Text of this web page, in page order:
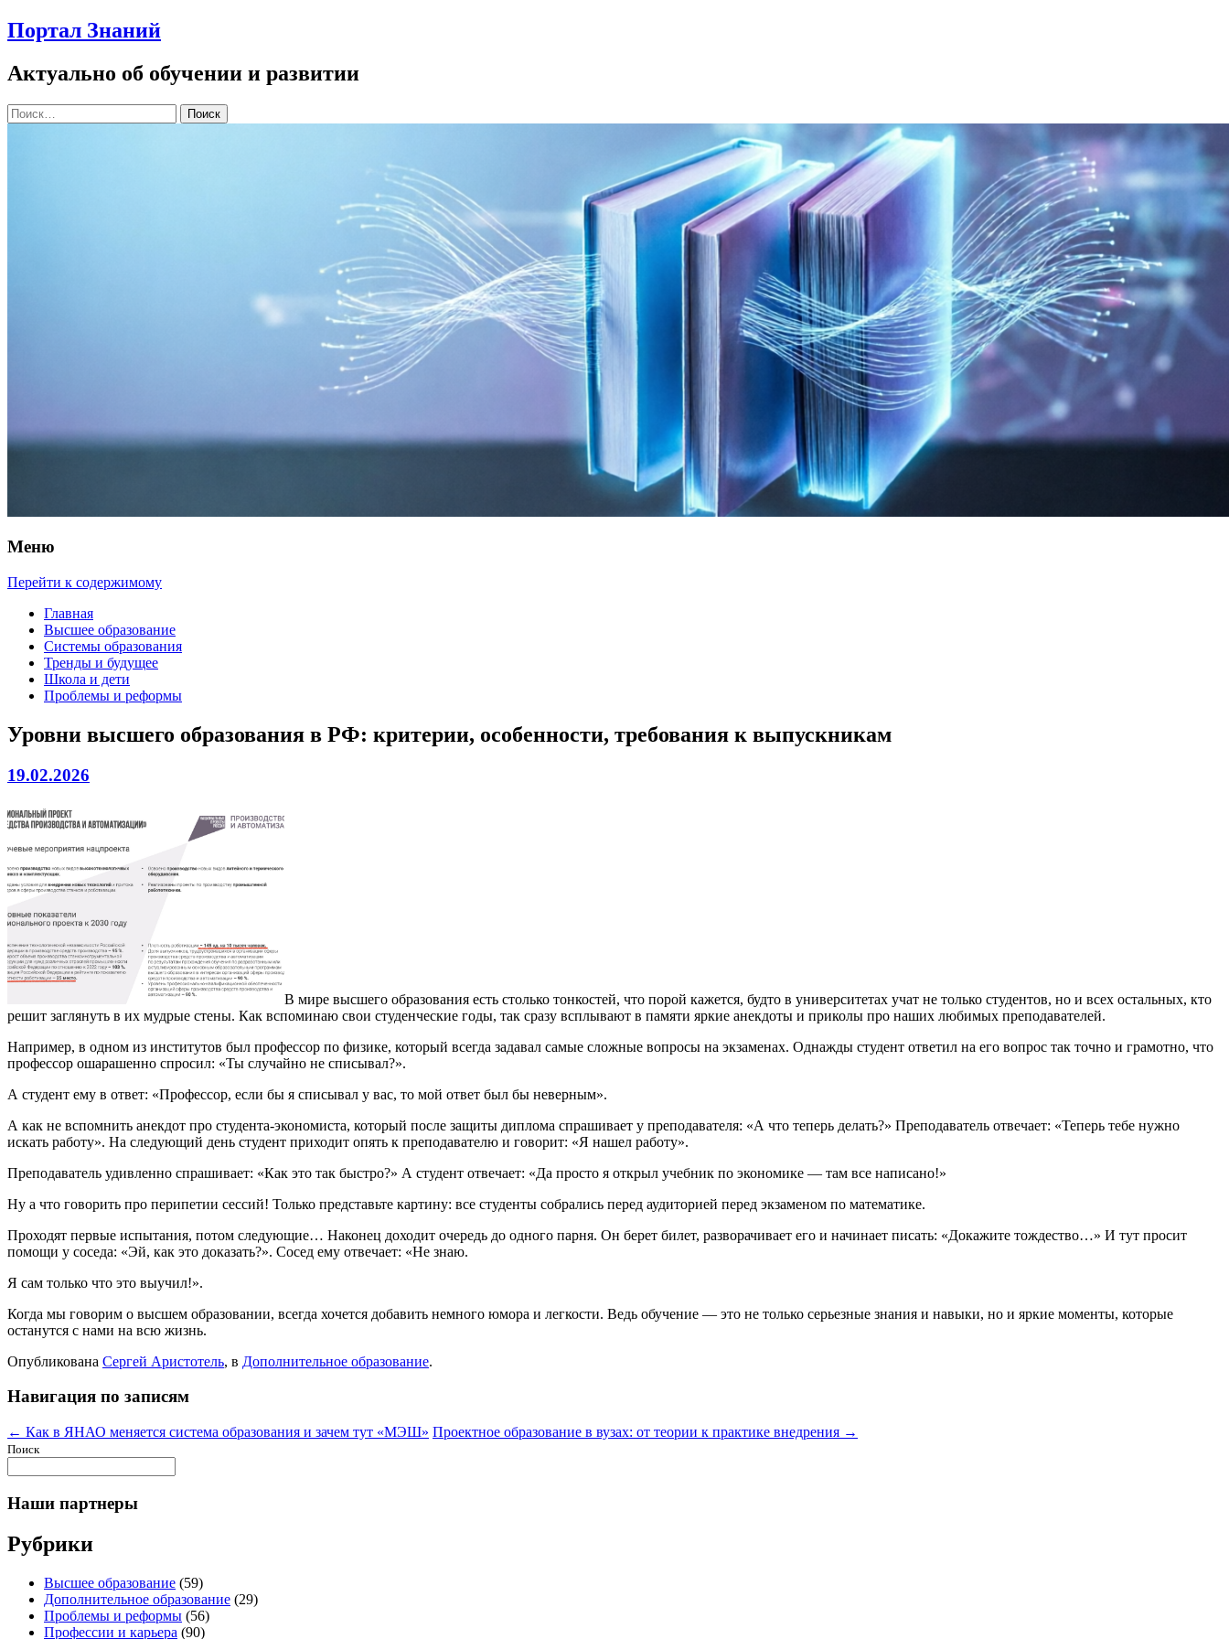
Портал Знаний
Актуально об обучении и развитии
Найти:
Меню
Перейти к содержимому
Главная
Высшее образование
Системы образования
Тренды и будущее
Школа и дети
Проблемы и реформы
Уровни высшего образования в РФ: критерии, особенности, требования к выпускникам
19.02.2026
В мире высшего образования есть столько тонкостей, что порой кажется, будто в университетах учат не только студентов, но и всех остальных, кто
решит заглянуть в их мудрые стены. Как вспоминаю свои студенческие годы, так сразу всплывают в памяти яркие анекдоты и приколы про наших любимых преподавателей.
Например, в одном из институтов был профессор по физике, который всегда задавал самые сложные вопросы на экзаменах. Однажды студент ответил на его вопрос так точно и грамотно, что
профессор ошарашенно спросил: «Ты случайно не списывал?».
А студент ему в ответ: «Профессор, если бы я списывал у вас, то мой ответ был бы неверным».
А как не вспомнить анекдот про студента-экономиста, который после защиты диплома спрашивает у преподавателя: «А что теперь делать?» Преподаватель отвечает: «Теперь тебе нужно
искать работу». На следующий день студент приходит опять к преподавателю и говорит: «Я нашел работу».
Преподаватель удивленно спрашивает: «Как это так быстро?» А студент отвечает: «Да просто я открыл учебник по экономике — там все написано!»
Ну а что говорить про перипетии сессий! Только представьте картину: все студенты собрались перед аудиторией перед экзаменом по математике.
Проходят первые испытания, потом следующие… Наконец доходит очередь до одного парня. Он берет билет, разворачивает его и начинает писать: «Докажите тождество…» И тут просит
помощи у соседа: «Эй, как это доказать?». Сосед ему отвечает: «Не знаю.
Я сам только что это выучил!».
Когда мы говорим о высшем образовании, всегда хочется добавить немного юмора и легкости. Ведь обучение — это не только серьезные знания и навыки, но и яркие моменты, которые
останутся с нами на всю жизнь.
Опубликована Сергей Аристотель, в Дополнительное образование.
Навигация по записям
← Как в ЯНАО меняется система образования и зачем тут «МЭШ» Проектное образование в вузах: от теории к практике внедрения →
Поиск
Наши партнеры
Рубрики
Высшее образование (59)
Дополнительное образование (29)
Проблемы и реформы (56)
Профессии и карьера (90)